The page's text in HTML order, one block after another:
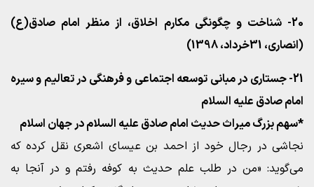
20- شناخت و چگونگی مکارم اخلاق، از منظر امام صادق(ع)
(انصاری، 31خرداد، 1398)
21- جستاری در مبانی توسعه اجتماعی و فرهنگی در تعالیم و سیره
امام صادق علیه السلام
*سهم بزرگ میراث حدیث امام صادق علیه السلام در جهان اسلام
نجاشی در رجال خود از احمد بن عیسای اشعری نقل کرده که
می‌گوید: «من در طلب علم حدیث به کوفه رفتم و در آنجا به